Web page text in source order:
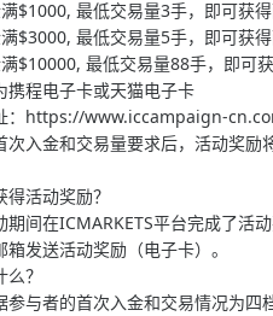
$1000, 最低交易量3手，即可获得
$3000, 最低交易量5手，即可获得
$10000, 最低交易量88手，即可
携程电子卡或天猫电子卡
：https://www.iccampaign-
次入金和交易量要求后，活动奖励
活动奖励？
期间在ICMARKETS平台完成了活
箱发送活动奖励（电子卡）。
？
参与者的首次入金和交易情况为四